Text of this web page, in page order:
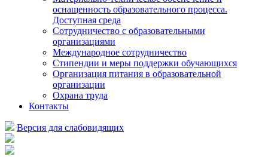
оснащенность образовательного процесса.
Доступная среда
Сотрудничество с образовательными
организациями
Международное сотрудничество
Стипендии и меры поддержки обучающихся
Организация питания в образовательной
организации
Охрана труда
Контакты
Версия для слабовидящих